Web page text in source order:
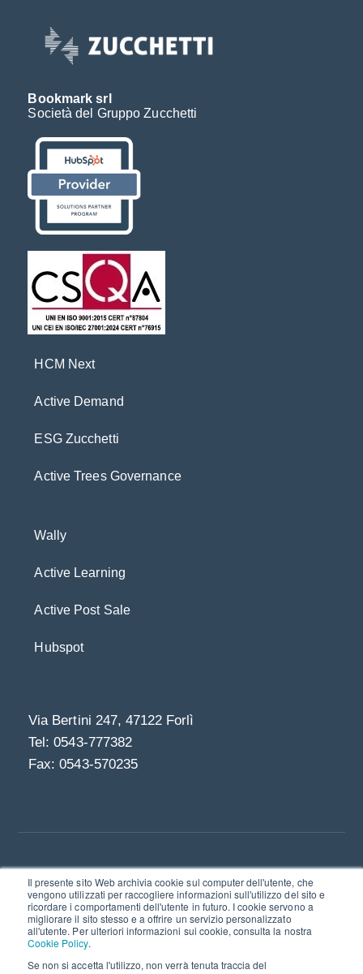
Il presente sito Web archivia cookie sul computer dell'utente, che
vengono utilizzati per raccogliere informazioni sull'utilizzo del sito e
ricordare i comportamenti dell'utente in futuro. I cookie servono a
migliorare il sito stesso e a offrire un servizio personalizzato
all'utente. Per ulteriori informazioni sui cookie, consulta la nostra
Cookie Policy.
Se non si accetta l'utilizzo, non verrà tenuta traccia del
Bookmark srl
Società del Gruppo Zucchetti
HCM Next
Active Demand
ESG Zucchetti
Active Trees Governance
Wally
Active Learning
Active Post Sale
Hubspot
Via Bertini 247, 47122 Forlì
Tel: 0543-777382
Fax: 0543-570235
Linkedin
© 2021 | Bookmark S.r.l. - società a socio unico I
Via Bertini 247, 47122 Forlì
P.IVA e C.F. 03211600402